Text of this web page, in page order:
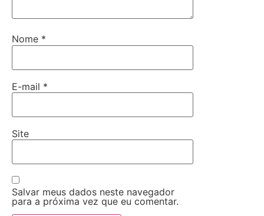
Nome *
E-mail *
Site
Salvar meus dados neste navegador
para a próxima vez que eu comentar.